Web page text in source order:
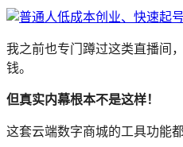
我之前也专门蹲过这类直播间
钱。
但真实内幕根本不是这样！
这套云端数字商城的工具功能